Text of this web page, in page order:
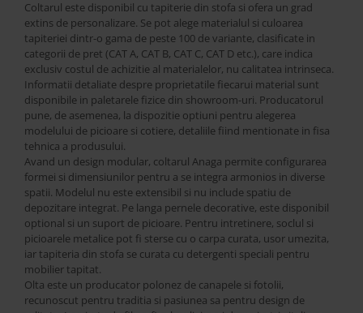
Coltarul este disponibil cu tapiterie din stofa si ofera un grad
extins de personalizare. Se pot alege materialul si culoarea
tapiteriei dintr-o gama de peste 100 de variante, clasificate in
categorii de pret (CAT A, CAT B, CAT C, CAT D etc.), care indica
exclusiv costul de achizitie al materialelor, nu calitatea intrinseca.
Informatii detaliate despre proprietatile fiecarui material sunt
disponibile in paletarele fizice din showroom-uri. Producatorul
pune, de asemenea, la dispozitie optiuni pentru alegerea
modelului de picioare si cotiere, detaliile fiind mentionate in fisa
tehnica a produsului.
Avand un design modular, coltarul Anaga permite configurarea
formei si dimensiunilor pentru a se integra armonios in diverse
spatii. Modelul nu este extensibil si nu include spatiu de
depozitare integrat. Pe langa pernele decorative, este disponibil
optional si un suport de picioare. Pentru intretinere, soclul si
picioarele metalice pot fi sterse cu o carpa curata, usor umezita,
iar tapiteria din stofa se curata cu detergenti speciali pentru
mobilier tapitat.
Olta este un producator polonez de canapele si fotolii,
recunoscut pentru traditia si pasiunea sa pentru design de